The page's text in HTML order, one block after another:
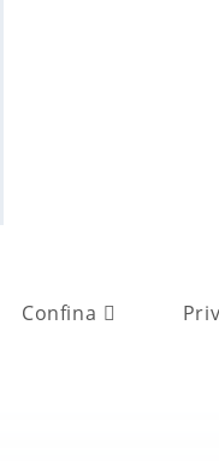
Confina